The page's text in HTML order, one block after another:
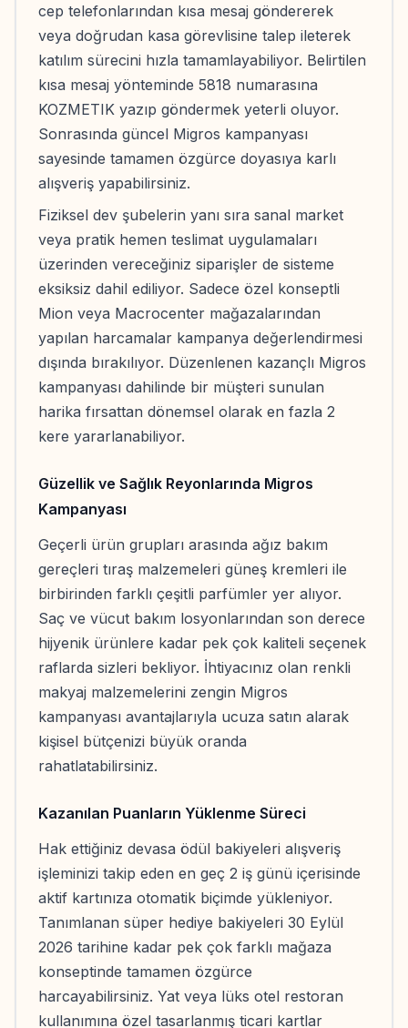
cep telefonlarından kısa mesaj göndererek
veya doğrudan kasa görevlisine talep ileterek
katılım sürecini hızla tamamlayabiliyor. Belirtilen
kısa mesaj yönteminde 5818 numarasına
KOZMETIK yazıp göndermek yeterli oluyor.
Sonrasında güncel Migros kampanyası
sayesinde tamamen özgürce doyasıya karlı
alışveriş yapabilirsiniz.
Fiziksel dev şubelerin yanı sıra sanal market
veya pratik hemen teslimat uygulamaları
üzerinden vereceğiniz siparişler de sisteme
eksiksiz dahil ediliyor. Sadece özel konseptli
Mion veya Macrocenter mağazalarından
yapılan harcamalar kampanya değerlendirmesi
dışında bırakılıyor. Düzenlenen kazançlı Migros
kampanyası dahilinde bir müşteri sunulan
harika fırsattan dönemsel olarak en fazla 2
kere yararlanabiliyor.
Güzellik ve Sağlık Reyonlarında Migros
Kampanyası
Geçerli ürün grupları arasında ağız bakım
gereçleri tıraş malzemeleri güneş kremleri ile
birbirinden farklı çeşitli parfümler yer alıyor.
Saç ve vücut bakım losyonlarından son derece
hijyenik ürünlere kadar pek çok kaliteli seçenek
raflarda sizleri bekliyor. İhtiyacınız olan renkli
makyaj malzemelerini zengin Migros
kampanyası avantajlarıyla ucuza satın alarak
kişisel bütçenizi büyük oranda
rahatlatabilirsiniz.
Kazanılan Puanların Yüklenme Süreci
Hak ettiğiniz devasa ödül bakiyeleri alışveriş
işleminizi takip eden en geç 2 iş günü içerisinde
aktif kartınıza otomatik biçimde yükleniyor.
Tanımlanan süper hediye bakiyeleri 30 Eylül
2026 tarihine kadar pek çok farklı mağaza
konseptinde tamamen özgürce
harcayabilirsiniz. Yat veya lüks otel restoran
kullanımına özel tasarlanmış ticari kartlar